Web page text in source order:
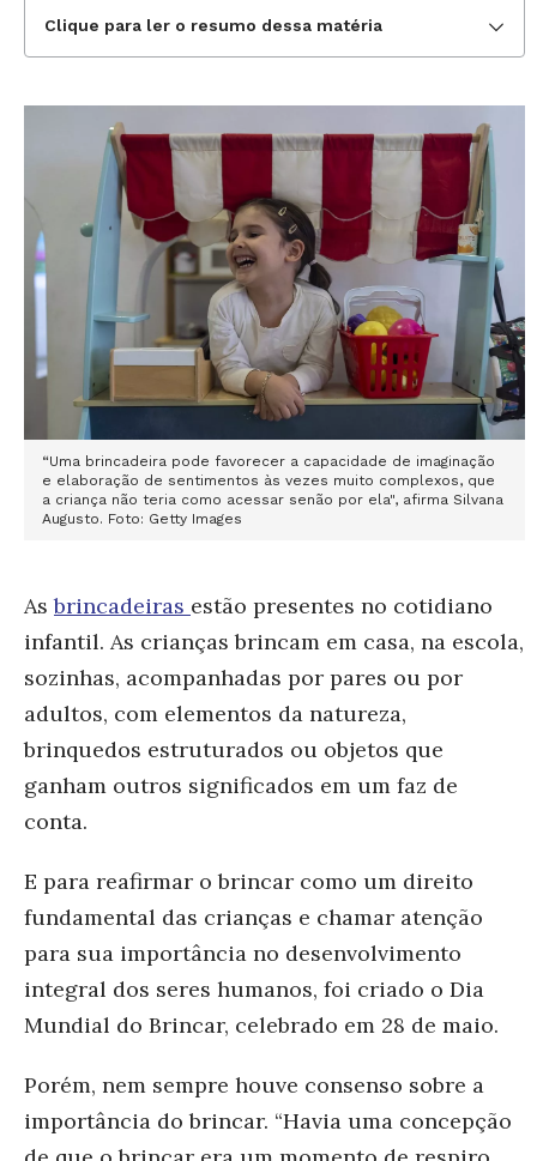
Clique para ler o resumo dessa matéria
“Uma brincadeira pode favorecer a capacidade de imaginação
e elaboração de sentimentos às vezes muito complexos, que
a criança não teria como acessar senão por ela", afirma Silvana
Augusto. Foto: Getty Images
Asbrincadeiras estão presentes no cotidiano
infantil. As crianças brincam em casa, na escola,
sozinhas, acompanhadas por pares ou por
adultos, com elementos da natureza,
brinquedos estruturados ou objetos que
ganham outros significados em um faz de
conta.
E para reafirmar o brincar como um direito
fundamental das crianças e chamar atenção
para sua importância no desenvolvimento
integral dos seres humanos, foi criado o Dia
Mundial do Brincar, celebrado em 28 de maio.
Porém, nem sempre houve consenso sobre a
importância do brincar. “Havia uma concepção